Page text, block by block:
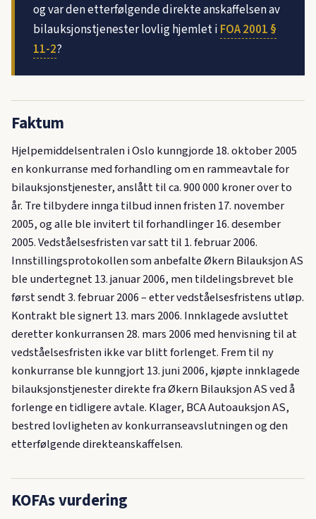
og var den etterfølgende direkte anskaffelsen av
bilauksjonstjenester lovlig hjemlet i FOA 2001 §
11-2?
Faktum
Hjelpemiddelsentralen i Oslo kunngjorde 18. oktober 2005
en konkurranse med forhandling om en rammeavtale for
bilauksjonstjenester, anslått til ca. 900 000 kroner over to
år. Tre tilbydere innga tilbud innen fristen 17. november
2005, og alle ble invitert til forhandlinger 16. desember
2005. Vedståelsesfristen var satt til 1. februar 2006.
Innstillingsprotokollen som anbefalte Økern Bilauksjon AS
ble undertegnet 13. januar 2006, men tildelingsbrevet ble
først sendt 3. februar 2006 – etter vedståelsesfristens utløp.
Kontrakt ble signert 13. mars 2006. Innklagede avsluttet
deretter konkurransen 28. mars 2006 med henvisning til at
vedståelsesfristen ikke var blitt forlenget. Frem til ny
konkurranse ble kunngjort 13. juni 2006, kjøpte innklagede
bilauksjonstjenester direkte fra Økern Bilauksjon AS ved å
forlenge en tidligere avtale. Klager, BCA Autoauksjon AS,
bestred lovligheten av konkurranse­avslutningen og den
etterfølgende direkteanskaffelsen.
KOFAs vurdering